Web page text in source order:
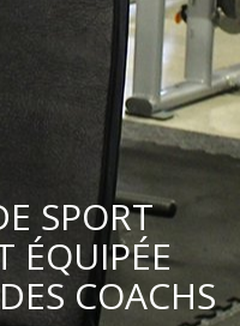
SPORT
ÉQUIPÉE
COACHS